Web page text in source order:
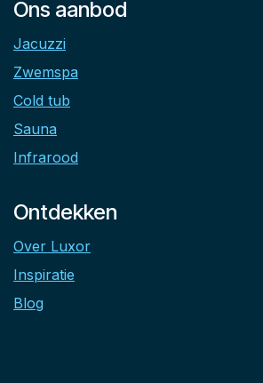
Ons aanbod
Jacuzzi
Zwemspa
Cold tub
Sauna
Infrarood
Ontdekken
Over Luxor
Inspiratie
Blog